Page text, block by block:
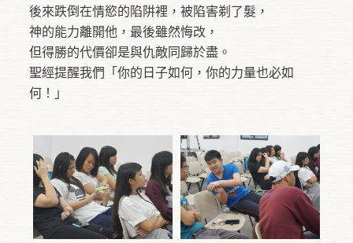
後來跌倒在情慾的陷阱裡，被陷害剃了髮，
神的能力離開他，最後雖然悔改，
但得勝的代價卻是與仇敵同歸於盡。
聖經提醒我們「你的日子如何，你的力量也必如
何！」